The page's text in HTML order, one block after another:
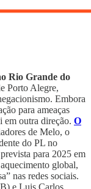
Rio Grande do
Porto Alegre,
Embora
para ameaças
em outra direção. O
de Melo, o
do PL no
para 2025 em
global,
nas redes sociais.
e Luis Carlos